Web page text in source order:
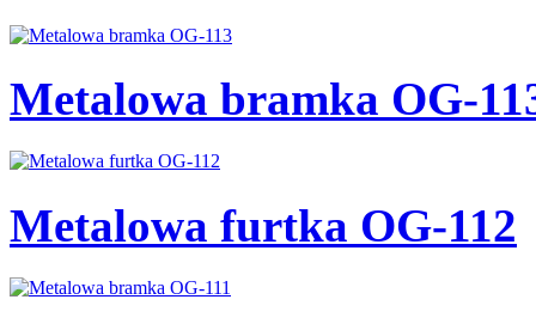
Metalowa bramka OG-
Metalowa furtka OG-112